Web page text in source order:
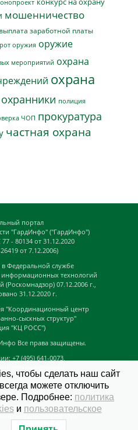
мошенничество
заработной платы
оружия оружие
мероприятий охрана
охрана
охранники полиция
ЧОП прокуратура
частная охрана
портал
"ГардИнфо" ("ГардИнфо")
- 80134 от 31.12.2020
от 7.12.2006)
в Федеральной службе
информационных технологий
07.12.2006 г.,
31.12.2020 г.
"Координационный центр
сыскных структур"
"КЦ РОСС")
Все права защищены.
+7 (495) 641-0073,
Кузьмин Д.А.
быть размещены
ограничением "16+"
чтобы сделать наш сайт
можете отключить
Подробнее: политика
и пользовательское